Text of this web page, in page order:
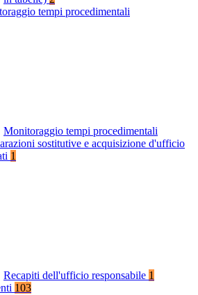
tempi procedimentali
Monitoraggio tempi procedimentali
sostitutive e acquisizione d'ufficio
1
Recapiti dell'ufficio responsabile 1
103